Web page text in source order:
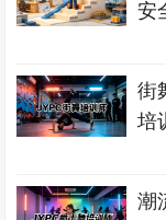
安
街
培
潮